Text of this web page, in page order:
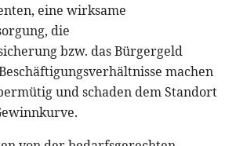
eine wirksame
die
bzw. das Bürgergeld
machen
und schaden dem Standort